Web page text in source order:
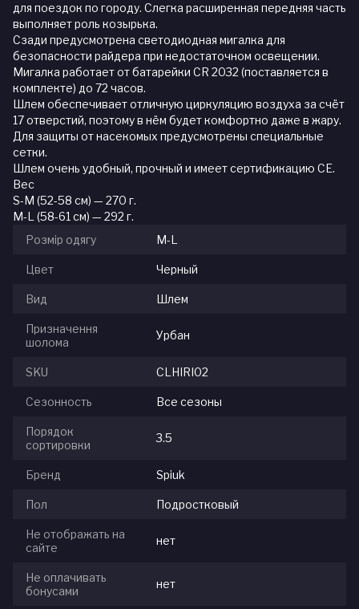
для поездок по городу. Слегка расширенная передняя часть
выполняет роль козырька.
Сзади предусмотрена светодиодная мигалка для
безопасности райдера при недостаточном освещении.
Мигалка работает от батарейки CR 2032 (поставляется в
комплекте) до 72 часов.
Шлем обеспечивает отличную циркуляцию воздуха за счёт
17 отверстий, поэтому в нём будет комфортно даже в жару.
Для защиты от насекомых предусмотрены специальные
сетки.
Шлем очень удобный, прочный и имеет сертификацию CE.
Вес
S-M (52-58 см) — 270 г.
M-L (58-61 см) — 292 г.
Розмір одягу
M-L
Цвет Черный
Вид Шлем
Призначення
шолома
Урбан
SKU CLHIRI02
Сезонность Все сезоны
Порядок
сортировки
3.5
Бренд Spiuk
Пол Подростковый
Не отображать на
сайте
нет
Не оплачивать
бонусами
нет